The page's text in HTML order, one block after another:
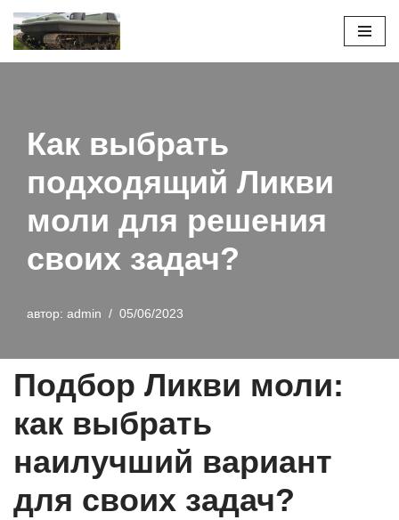
Перейти
Как выбрать
подходящий Ликви
моли для решения
своих задач?
автор: admin 05/06/2023
Подбор Ликви моли:
как выбрать
наилучший вариант
для своих задач?